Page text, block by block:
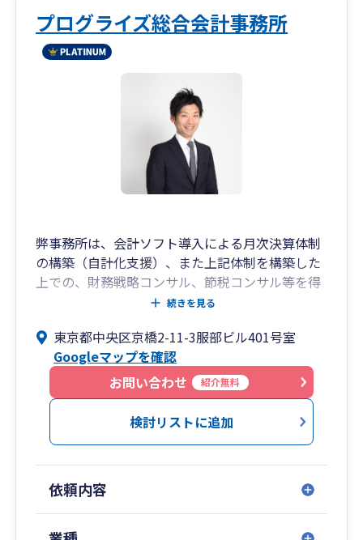
情報をご提供可能です。
当事務所自体、創業経営です。そのため、経営者
の痛みや苦悩に対する深い理解があります。
経営周りのことは何でもお気軽にご相談くださ
建設業、IT関連事業、自動車関連事業、飲食業、
不動産業、機械販売業
が可能です。
■弊所の特色
・年間300件以上の申告を行ってきたがクレーム
や解約がほとんどない
・申告書のトリプルチェックの実施
・安心のチーム制、毎月顧問先毎の検討会（カン
ファレンス）の実施
・オンライン・電子化対応
・アクセスのしやすい立地（オンライン対応可）
■無料相談のご案内
弊社では、初回の無料相談を実施しております。
（対面またはオンライン）
プログライズ総合会計事務所
弊事務所は、会計ソフト導入による月次決算体制
の構築（自計化支援）、また上記体制を構築した
上での、財務戦略コンサル、節税コンサル等を得
意としております。
ックや決算申告業務等がベースでございますが、
その時々のお客様のお悩みに応じたオーダーメイ
ド的なサポートを心がけております。
続きを見る
東京都中央区京橋2-11-3服部ビル401号室
Googleマップを確認
お問い合わせ
紹介無料
検討リストに追加
依頼内容